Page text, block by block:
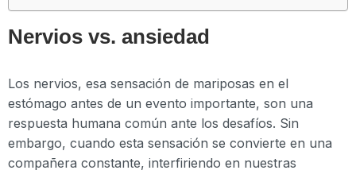
Nervios vs. ansiedad
Los nervios, esa sensación de mariposas en el
estómago antes de un evento importante, son una
respuesta humana común ante los desafíos. Sin
embargo, cuando esta sensación se convierte en una
compañera constante, interfiriendo en nuestras